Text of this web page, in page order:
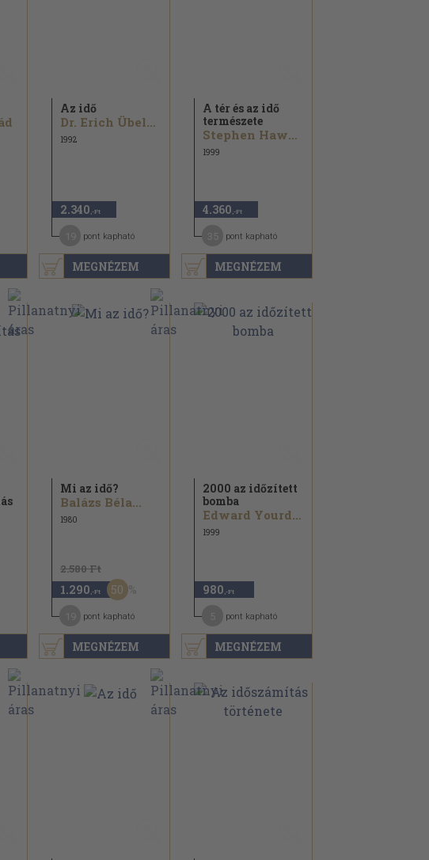
MEGNÉZEM
Az idő
Dr. Erich Übelacker
1992
2.340 ,-Ft
pont kapható
MEGNÉZEM
A tér és az idő
természete
Stephen Hawking...
1999
4.360 ,-Ft
pont kapható
MEGNÉZEM
Mi az idő?
Balázs Béla...
1980
2.580 Ft
1.290 ,-Ft 50
pont kapható
MEGNÉZEM
2000 az időzített
bomba
Edward Yourdon...
1999
980 ,-Ft
pont kapható